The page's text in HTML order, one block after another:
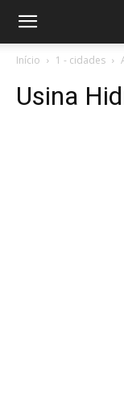
Início 1 - cidades
Usina